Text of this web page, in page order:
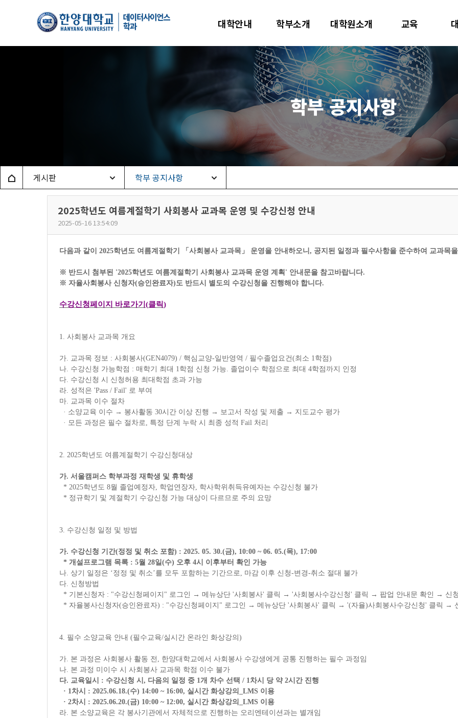
한양대학교
대학안내 학부소개 대학원소개 교육
학부 공지사항
Home 게시판 학부 공지사항
2025학년도 여름계절학기 사회봉사 교과목 운영 및 수강신청 안내
2025-05-16 13:54:09
다음과 같이 2025학년도 여름계절학기 「 사회봉사 교과목 」 운영을 안내하오니 , 공지된 일정과 필수사항을 준수하여 교과목
※ 반드시 첨부된 '2025학년도 여름계절학기 사회봉사 교과목 운영 계획 ' 안내문을 참고바랍니다.
※ 자율사회봉사 신청자(승인완료자)도 반드시 별도의 수강신청을 진행해야 합니다.
수강신청페이지 바로가기 (클릭)
1. 사회봉사 교과목 개요
가. 교과목 정보 : 사회봉사(GEN4079) / 핵심교양-일반영역 / 필수졸업요건(최소 1학점)
나. 수강신청 가능학점 : 매학기 최대 1학점 신청 가능. 졸업이수 학점으로 최대 4학점까지 인정
다. 수강신청 시 신청허용 최대학점 초과 가능
라. 성적은 'Pass / Fail' 로 부여
마. 교과목 이수 절차
· 소양교육 이수 → 봉사활동 30시간 이상 진행 → 보고서 작성 및 제출 → 지도교수 평가
· 모든 과정은 필수 절차로, 특정 단계 누락 시 최종 성적 Fail 처리
2. 2025학년도 여름계절학기 수강신청대상
가. 서울캠퍼스 학부과정 재학생 및 휴학생
* 2025학년도 8월 졸업예정자, 학업연장자, 학사학위취득유예자는 수강신청 불가
* 정규학기 및 계절학기 수강신청 가능 대상이 다르므로 주의 요망
3. 수강신청 일정 및 방법
가. 수강신청 기간(정정 및 취소 포함) : 2025. 05. 30.(금), 10:00 ~ 06. 05.(목), 17:00
* 개설프로그램 목록 : 5월 28일(수) 오후 4시 이후부터 확인 가능
나. 상기 일정은 ‘정정 및 취소’를 모두 포함하는 기간으로, 마감 이후 신청-변경-취소 절대 불가
다. 신청방법
* 기본신청자 : "수강신청페이지 " 로그인 → 메뉴상단 '사회봉사' 클릭 → '사회봉사수강신청' 클릭 → 팝업 안내문 확인 → 신
* 자율봉사신청자(승인완료자) : "수강신청페이지 " 로그인 → 메뉴상단 '사회봉사' 클릭 → '(자율)사회봉사수강신청' 클릭 →
4. 필수 소양교육 안내 (필수교육/실시간 온라인 화상강의 )
가. 본 과정은 사회봉사 활동 전 , 한양대학교에서 사회봉사 수강생에게 공통 진행하는 필수 과정임
나. 본 과정 미이수 시 사회봉사 교과목 학점 이수 불가
다. 교육일시 : 수강신청 시 , 다음의 일정 중 1개 차수 선택 / 1차시 당 약 2시간 진행
· 1차시 : 2025.06.18.(수) 14:00 ~ 16:00, 실시간 화상강의 _LMS 이용
· 2차시 : 2025.06.20.(금) 10:00 ~ 12:00, 실시간 화상강의 _LMS 이용
라. 본 소양교육은 각 봉사기관에서 자체적으로 진행하는 오리엔테이션과는 별개임